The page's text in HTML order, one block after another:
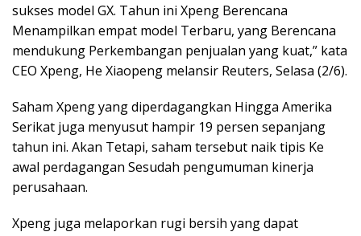
sukses model GX. Tahun ini Xpeng Berencana
Menampilkan empat model Terbaru, yang Berencana
mendukung Perkembangan penjualan yang kuat,” kata
CEO Xpeng, He Xiaopeng melansir Reuters, Selasa (2/6).
Saham Xpeng yang diperdagangkan Hingga Amerika
Serikat juga menyusut hampir 19 persen sepanjang
tahun ini. Akan Tetapi, saham tersebut naik tipis Ke
awal perdagangan Sesudah pengumuman kinerja
perusahaan.
Xpeng juga melaporkan rugi bersih yang dapat